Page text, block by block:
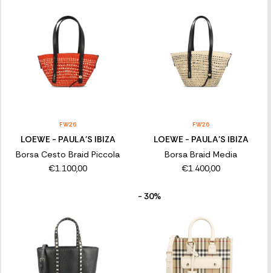
FW26
LOEWE - PAULA'S IBIZA
Borsa Cesto Braid Piccola
€1.100,00
FW26
LOEWE - PAULA'S IBIZA
Borsa Braid Media
€1.400,00
- 30%